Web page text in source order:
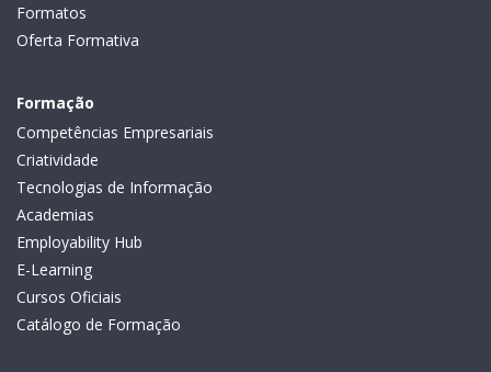
Formatos
Oferta Formativa
Formação
Competências Empresariais
Criatividade
Tecnologias de Informação
Academias
Employability Hub
E-Learning
Cursos Oficiais
Catálogo de Formação